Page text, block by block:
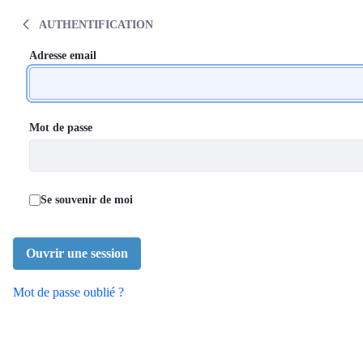
AUTHENTIFICATION
Authentification
Authentification
Adresse email
Mot de passe
Se souvenir de moi
Ouvrir une session
Mot de passe oublié ?